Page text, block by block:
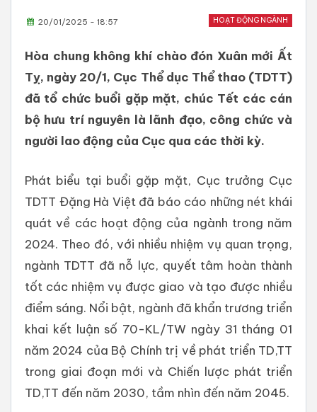
HOẠT ĐỘNG NGÀNH
20/01/2025 - 18:57
Hòa chung không khí chào đón Xuân mới Ất
Tỵ, ngày 20/1, Cục Thể dục Thể thao (TDTT)
đã tổ chức buổi gặp mặt, chúc Tết các cán
bộ hưu trí nguyên là lãnh đạo, công chức và
người lao động của Cục qua các thời kỳ.
Phát biểu tại buổi gặp mặt, Cục trưởng Cục
TDTT Đặng Hà Việt đã báo cáo những nét khái
quát về các hoạt động của ngành trong năm
2024. Theo đó, với nhiều nhiệm vụ quan trọng,
ngành TDTT đã nỗ lực, quyết tâm hoàn thành
tốt các nhiệm vụ được giao và tạo được nhiều
điểm sáng. Nổi bật, ngành đã khẩn trương triển
khai kết luận số 70-KL/TW ngày 31 tháng 01
năm 2024 của Bộ Chính trị về phát triển TD,TT
trong giai đoạn mới và Chiến lược phát triển
TD,TT đến năm 2030, tầm nhìn đến năm 2045.